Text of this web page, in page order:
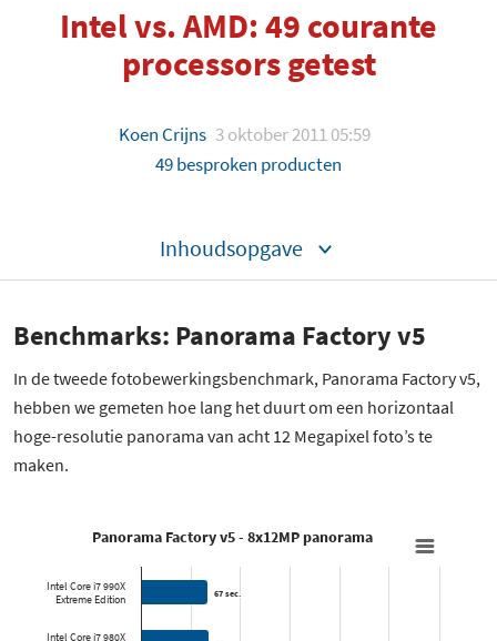
Intel vs. AMD: 49 courante
processors getest
Koen Crijns 3 oktober 2011 05:59
49 besproken producten
Inhoudsopgave
Benchmarks: Panorama Factory v5
In de tweede fotobewerkingsbenchmark, Panorama Factory v5,
hebben we gemeten hoe lang het duurt om een horizontaal
hoge-resolutie panorama van acht 12 Megapixel foto’s te
maken.
Panorama Factory v5 - 8x12MP panorama
67 sec.
67 sec.
Intel Core i7 990X
Extreme Edition
Intel Core i7 980X